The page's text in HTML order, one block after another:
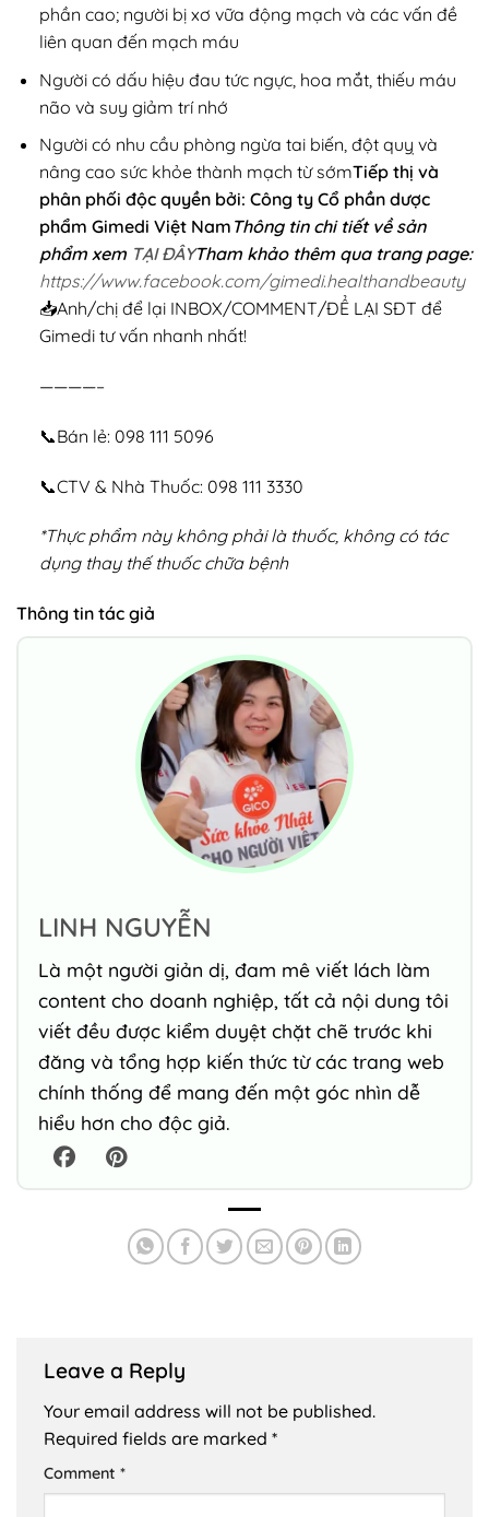
phần cao; người bị xơ vữa động mạch và các vấn đề
liên quan đến mạch máu
Người có dấu hiệu đau tức ngực, hoa mắt, thiếu máu
não và suy giảm trí nhớ
Người có nhu cầu phòng ngừa tai biến, đột quỵ và
nâng cao sức khỏe thành mạch từ sớmTiếp thị và
phân phối độc quyền bởi: Công ty Cổ phần dược
phẩm Gimedi Việt Nam Thông tin chi tiết về sản
phẩm xem TẠI ĐÂYTham khảo thêm qua trang page:
https://www.facebook.com/gimedi.healthandbeauty
📥Anh/chị để lại INBOX/COMMENT/ĐỂ LẠI SĐT để
Gimedi tư vấn nhanh nhất!
————–
📞Bán lẻ: 098 111 5096
📞CTV & Nhà Thuốc: 098 111 3330
*Thực phẩm này không phải là thuốc, không có tác
dụng thay thế thuốc chữa bệnh
Thông tin tác giả
LINH NGUYỄN
Là một người giản dị, đam mê viết lách làm
content cho doanh nghiệp, tất cả nội dung tôi
viết đều được kiểm duyệt chặt chẽ trước khi
đăng và tổng hợp kiến thức từ các trang web
chính thống để mang đến một góc nhìn dễ
hiểu hơn cho độc giả.
Leave a Reply
Your email address will not be published.
Required fields are marked *
Comment *